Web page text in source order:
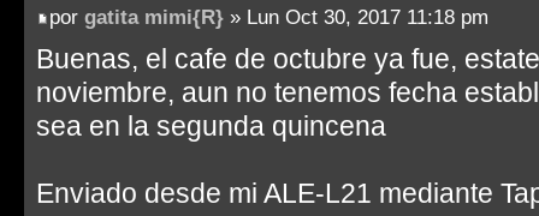
por gatita mimi{R} » Lun Oct 30, 2017 11:18 pm
Buenas, el cafe de octubre ya fue,
noviembre, aun no tenemos fecha
sea en la segunda quincena
Enviado desde mi ALE-L21 mediante